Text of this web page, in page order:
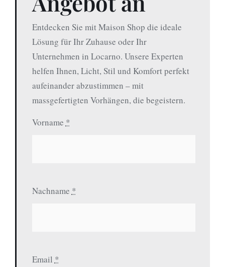
Entdecken Sie mit Maison Shop die ideale
Lösung für Ihr Zuhause oder Ihr
Unternehmen in Locarno. Unsere Experten
helfen Ihnen, Licht, Stil und Komfort perfekt
aufeinander abzustimmen – mit
massgefertigten Vorhängen, die begeistern.
Vorname *
Nachname *
Email *